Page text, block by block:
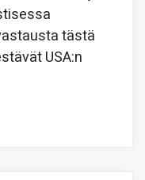
tästä
USA:n